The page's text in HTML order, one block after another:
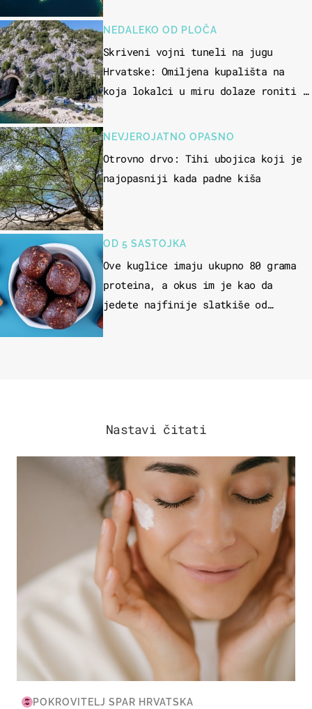
NEDALEKO OD PLOČA
Skriveni vojni tuneli na jugu
Hrvatske: Omiljena kupališta na
koja lokalci u miru dolaze roniti i
NEVJEROJATNO OPASNO
Otrovno drvo: Tihi ubojica koji je
najopasniji kada padne kiša
OD 5 SASTOJKA
Ove kuglice imaju ukupno 80 grama
proteina, a okus im je kao da
jedete najfinije slatkiše od
Nastavi čitati
MODA & LJEPOTA
POKROVITELJ SPAR HRVATSKA